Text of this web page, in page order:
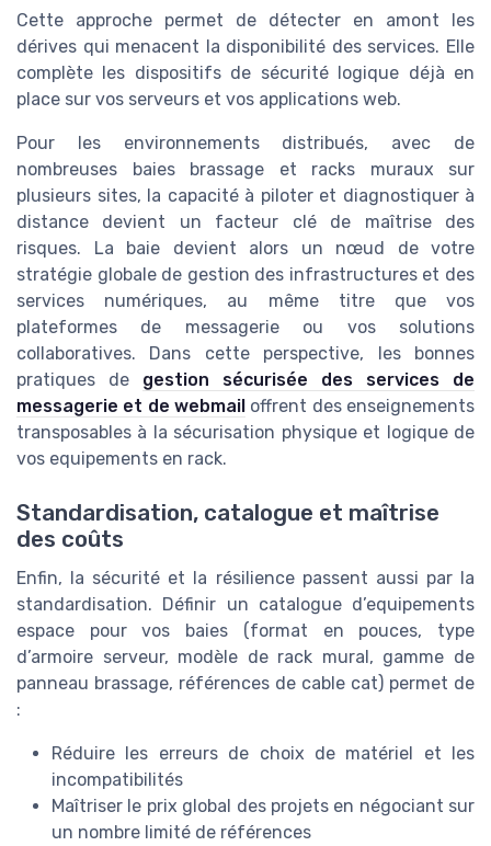
Cette approche permet de détecter en amont les
dérives qui menacent la disponibilité des services. Elle
complète les dispositifs de sécurité logique déjà en
place sur vos serveurs et vos applications web.
Pour les environnements distribués, avec de
nombreuses baies brassage et racks muraux sur
plusieurs sites, la capacité à piloter et diagnostiquer à
distance devient un facteur clé de maîtrise des
risques. La baie devient alors un nœud de votre
stratégie globale de gestion des infrastructures et des
services numériques, au même titre que vos
plateformes de messagerie ou vos solutions
collaboratives. Dans cette perspective, les bonnes
pratiques de gestion sécurisée des services de
messagerie et de webmail offrent des enseignements
transposables à la sécurisation physique et logique de
vos equipements en rack.
Standardisation, catalogue et maîtrise
des coûts
Enfin, la sécurité et la résilience passent aussi par la
standardisation. Définir un catalogue d’equipements
espace pour vos baies (format en pouces, type
d’armoire serveur, modèle de rack mural, gamme de
panneau brassage, références de cable cat) permet de
:
Réduire les erreurs de choix de matériel et les
incompatibilités
Maîtriser le prix global des projets en négociant sur
un nombre limité de références